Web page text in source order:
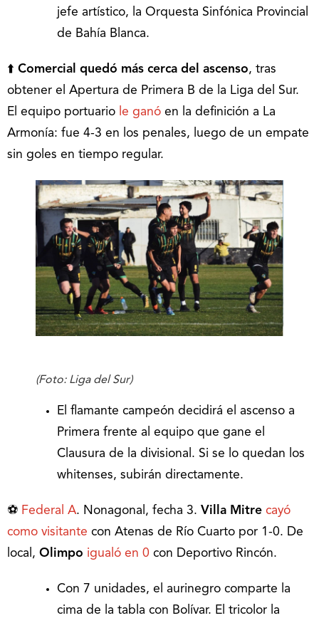
jefe artístico, la Orquesta Sinfónica Provincial
de Bahía Blanca.
⬆️ Comercial quedó más cerca del ascenso, tras
obtener el Apertura de Primera B de la Liga del Sur.
El equipo portuario le ganó en la definición a La
Armonía: fue 4-3 en los penales, luego de un empate
sin goles en tiempo regular.
(Foto: Liga del Sur)
El flamante campeón decidirá el ascenso a
Primera frente al equipo que gane el
Clausura de la divisional. Si se lo quedan los
whitenses, subirán directamente.
⚽️ Federal A. Nonagonal, fecha 3. Villa Mitre cayó
como visitante con Atenas de Río Cuarto por 1-0. De
local, Olimpo igualó en 0 con Deportivo Rincón.
Con 7 unidades, el aurinegro comparte la
cima de la tabla con Bolívar. El tricolor la